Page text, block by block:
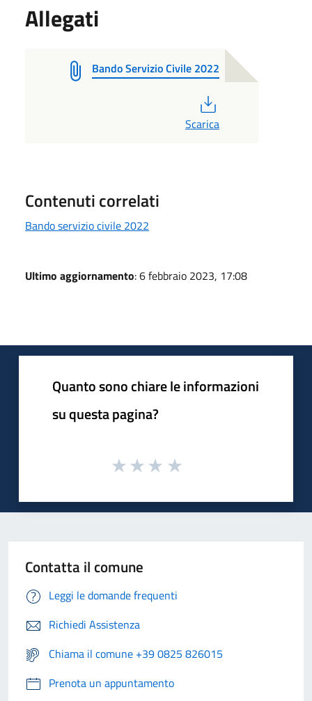
Allegati
Bando Servizio Civile 2022
Scarica
Contenuti correlati
Bando servizio civile 2022
Ultimo aggiornamento: 6 febbraio 2023, 17:08
Quanto sono chiare le informazioni
su questa pagina?
Contatta il comune
Leggi le domande frequenti
Richiedi Assistenza
Chiama il comune +39 0825 826015
Prenota un appuntamento